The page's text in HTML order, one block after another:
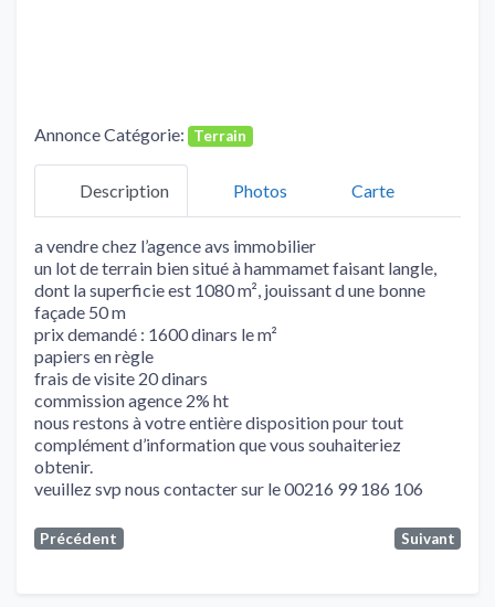
Annonce Catégorie: Terrain
Description Photos Carte
a vendre chez l’agence avs immobilier
un lot de terrain bien situé à hammamet faisant langle,
dont la superficie est 1080 m², jouissant d une bonne
façade 50 m
prix demandé : 1600 dinars le m²
papiers en règle
frais de visite 20 dinars
commission agence 2% ht
nous restons à votre entière disposition pour tout
complément d’information que vous souhaiteriez
obtenir.
veuillez svp nous contacter sur le 00216 99 186 106
Précédent Suivant